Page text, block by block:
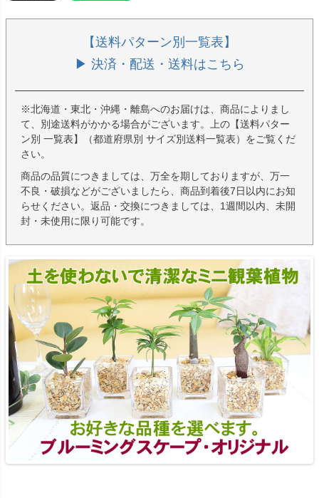
【送料パターン別一覧表】
▶ 決済・配送・送料はこちら
※北海道・東北・沖縄・離島へのお届けは、商品によりまし
て、別途送料がかかる場合がございます。上の【送料パター
ン別 一覧表】（都道府県別 サイズ別送料一覧表）をご覧くだ
さい。
商品の品質につきましては、万全を期しておりますが、万一
不良・破損などがございましたら、商品到着後7日以内にお知
らせください。返品・交換につきましては、1週間以内、未開
封・未使用に限り可能です。